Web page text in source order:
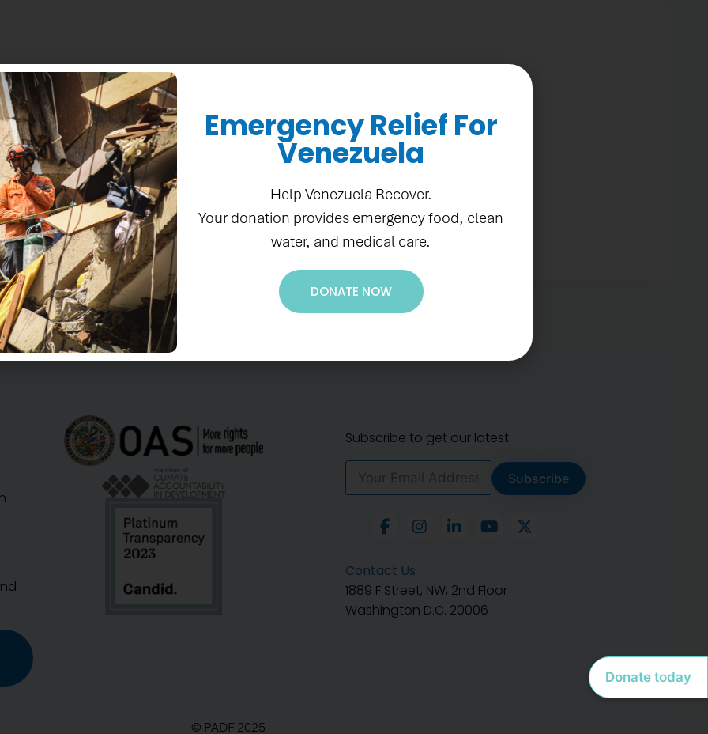
COMO
DE LA DECLARACIÓN
SOBRE MIGRACIÓN Y
Subscribe to get our latest
Subscribe
Contact Us
1889 F Street, NW, 2nd Floor
Washington D.C. 20006
© PADF 2025
Donate today
Emergency Relief For
Venezuela
Help Venezuela Recover.
Your donation provides emergency food, clean
water, and medical care.
DONATE NOW